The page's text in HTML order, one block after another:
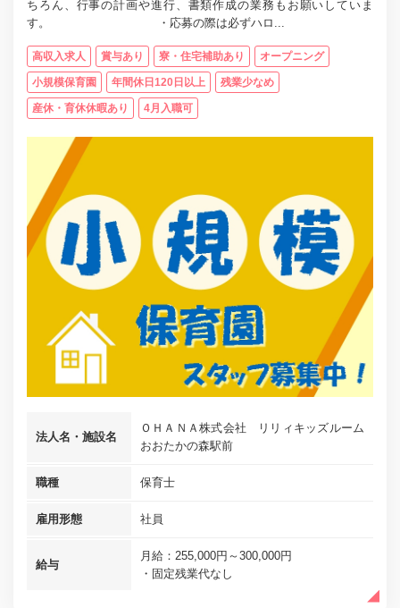
ちろん、行事の計画や進行、書類作成の業務もお願いしていま
す。 ・応募の際は必ずハロ...
高収入求人 賞与あり 寮・住宅補助あり オープニング
小規模保育園 年間休日120日以上 残業少なめ
産休・育休休暇あり 4月入職可
法人名・施設名
ＯＨＡＮＡ株式会社 リリィキッズルーム
おおたかの森駅前
職種 保育士
雇用形態 社員
給与
月給：255,000円～300,000円
・固定残業代なし